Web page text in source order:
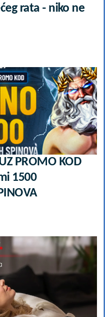
rata - niko ne
PROMO KOD
1500